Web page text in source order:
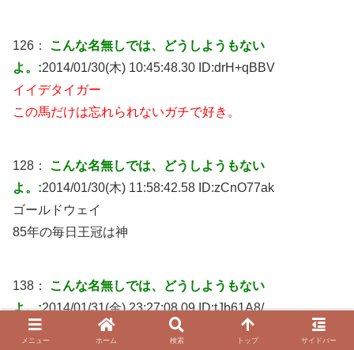
126： こんな名無しでは、どうしようもない
よ。:2014/01/30(木) 10:45:48.30 ID:drH+qBBV
イイデタイガー
この馬だけは忘れられないガチで好き。
128： こんな名無しでは、どうしようもない
よ。:2014/01/30(木) 11:58:42.58 ID:zCnO77ak
ゴールドウェイ
85年の毎日王冠は神
138： こんな名無しでは、どうしようもない
よ。:2014/01/31(金) 23:27:08.09 ID:tJb61A8/
>>128
メニュー ホーム 検索 トップ サイドバー